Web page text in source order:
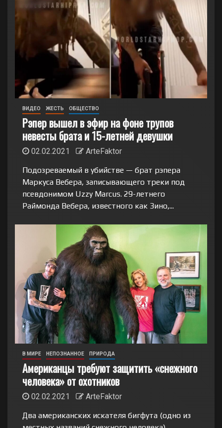
ВИДЕО ЖЕСТЬ ОБЩЕСТВО
Рэпер вышел в эфир на фоне трупов
невесты брата и 15-летней девушки
02.02.2021
ArteFaktor
Подозреваемый в убийстве — брат рэпера
Маркуса Вебера, записывающего треки под
псевдонимом Uzzy Marcus. 29-летнего
Раймонда Вебера, известного как Зино,...
В МИРЕ НЕПОЗНАННОЕ ПРИРОДА
Американцы требуют защитить «снежного
человека» от охотников
02.02.2021
ArteFaktor
Два американских искателя бигфута (одно из